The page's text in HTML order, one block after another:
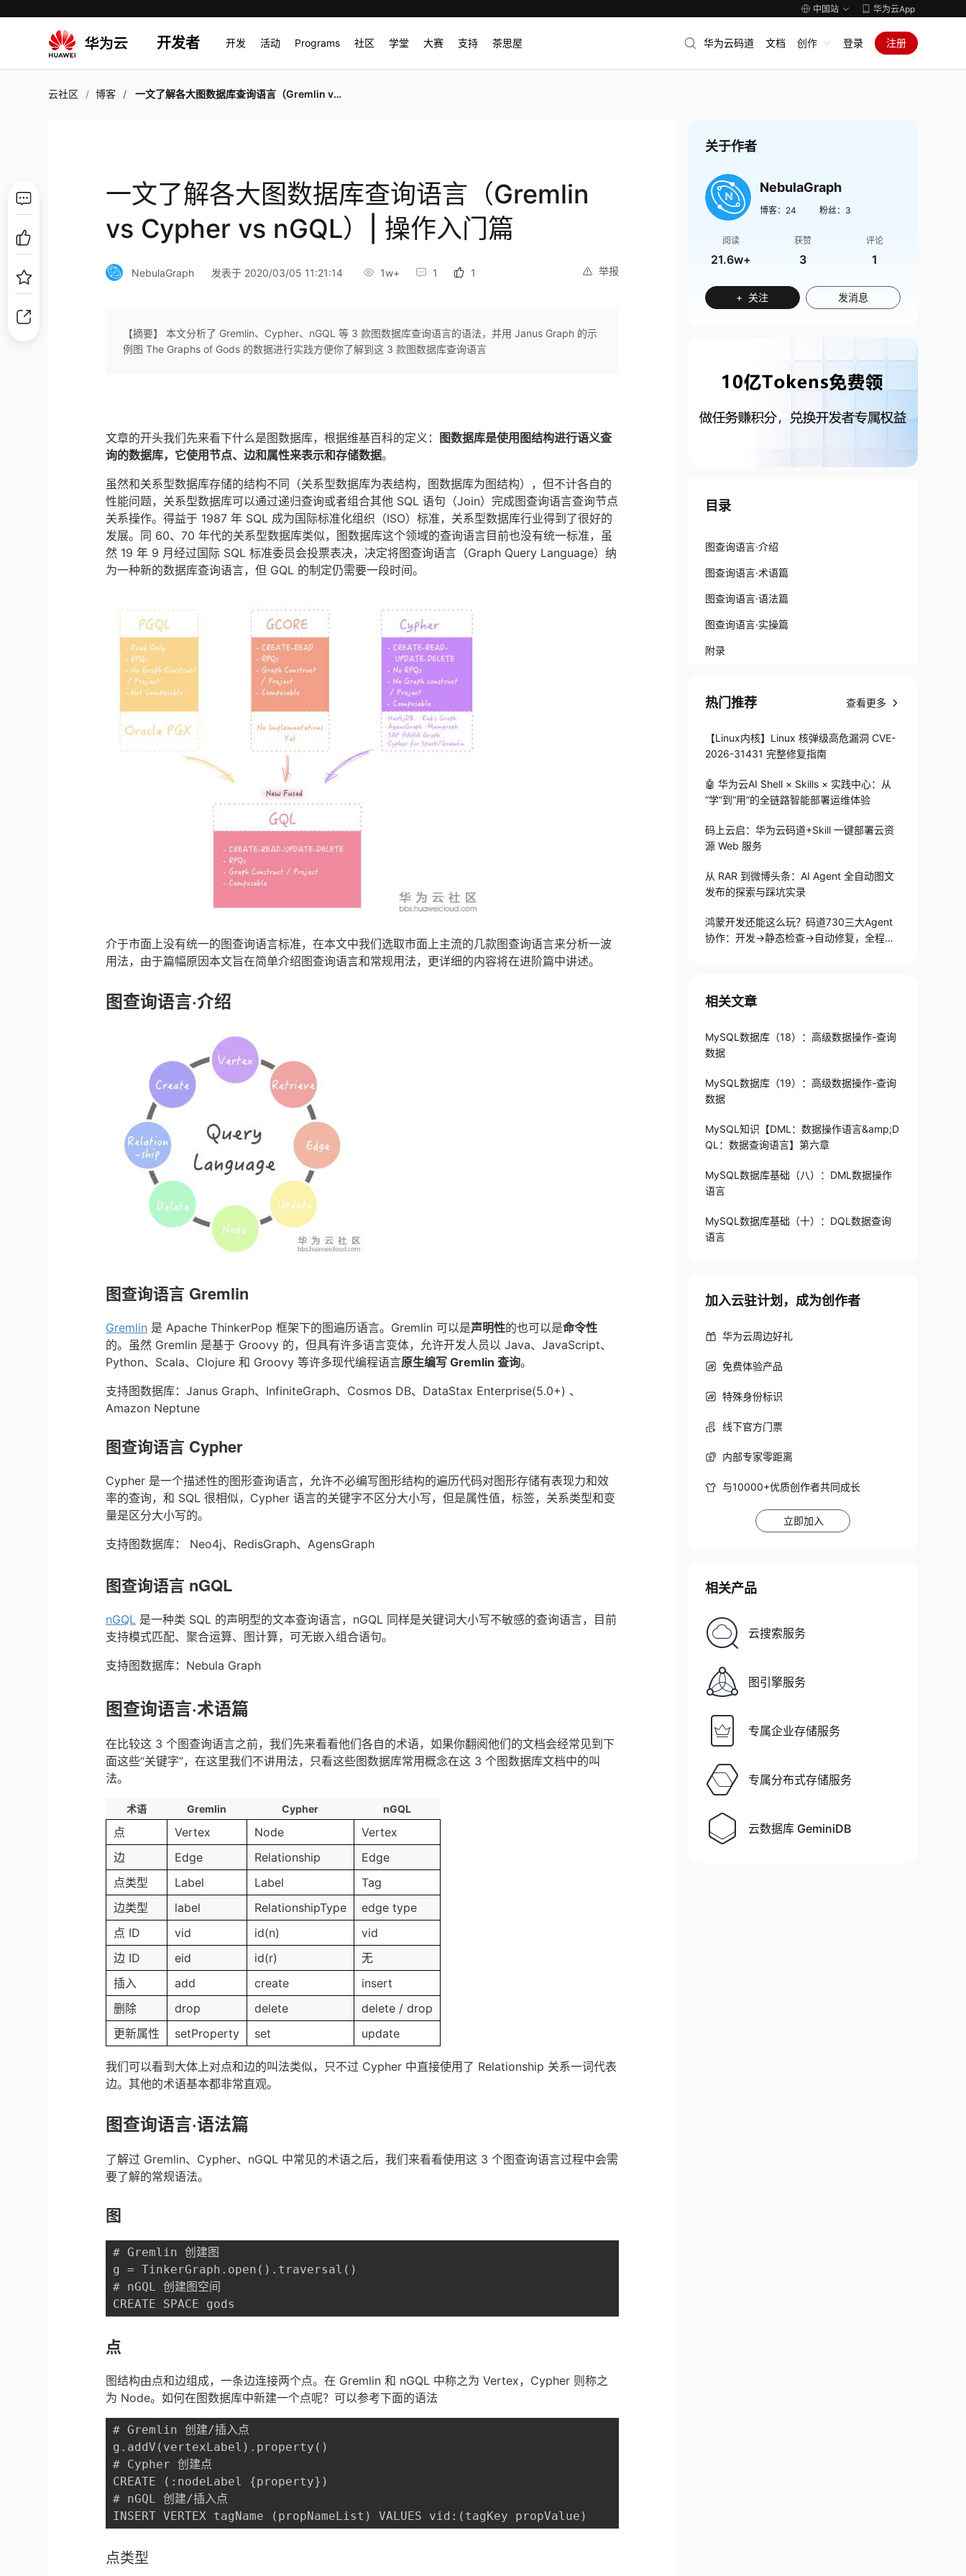
中国站 华为云App
开发者 开发 活动 Programs 社区 学堂 大赛 支持 茶思屋 华为云码道 文档 创作 登录 注册
云社区 博客 一文了解各大图数据库查询语言（Gremlin vs Cypher vs nGQL）| 操作入门篇
一文了解各大图数据库查询语言（Gremlin
vs Cypher vs nGQL）| 操作入门篇
举报
NebulaGraph 发表于 2020/03/05 11:21:14 1w+ 1 1
【摘要】 本文分析了 Gremlin、Cypher、nGQL 等 3 款图数据库查询语言的语法，并用 Janus Graph 的示
例图 The Graphs of Gods 的数据进行实践方便你了解到这 3 款图数据库查询语言
文章的开头我们先来看下什么是图数据库，根据维基百科的定义：
图数据库是使用图结构进行语义查
询的数据库，它使用节点、边和属性来表示和存储数据。
虽然和关系型数据库存储的结构不同（关系型数据库为表结构，图数据库为图结构），但不计各自的
性能问题，关系型数据库可以通过递归查询或者组合其他 SQL 语句（Join）完成图查询语言查询节点
关系操作。得益于 1987 年 SQL 成为国际标准化组织（ISO）标准，关系型数据库行业得到了很好的
发展。同 60、70 年代的关系型数据库类似，图数据库这个领域的查询语言目前也没有统一标准，虽
然 19 年 9 月经过国际 SQL 标准委员会投票表决，决定将图查询语言（Graph Query Language）纳
为一种新的数据库查询语言，但 GQL 的制定仍需要一段时间。
介于市面上没有统一的图查询语言标准，在本文中我们选取市面上主流的几款图查询语言来分析一波
用法，由于篇幅原因本文旨在简单介绍图查询语言和常规用法，更详细的内容将在进阶篇中讲述。
图查询语言·介绍
图查询语言 Gremlin
Gremlin 是 Apache ThinkerPop 框架下的图遍历语言。Gremlin 可以是声明性的也可以是命令性
的。虽然 Gremlin 是基于 Groovy 的，但具有许多语言变体，允许开发人员以 Java、JavaScript、
Python、Scala、Clojure 和 Groovy 等许多现代编程语言原生编写 Gremlin 查询。
支持图数据库：Janus Graph、InfiniteGraph、Cosmos DB、DataStax Enterprise(5.0+) 、
Amazon Neptune
图查询语言 Cypher
Cypher 是一个描述性的图形查询语言，允许不必编写图形结构的遍历代码对图形存储有表现力和效
率的查询，和 SQL 很相似，Cypher 语言的关键字不区分大小写，但是属性值，标签，关系类型和变
量是区分大小写的。
支持图数据库： Neo4j、RedisGraph、AgensGraph
图查询语言 nGQL
nGQL 是一种类 SQL 的声明型的文本查询语言，nGQL 同样是关键词大小写不敏感的查询语言，目前
支持模式匹配、聚合运算、图计算，可无嵌入组合语句。
支持图数据库：Nebula Graph
图查询语言·术语篇
在比较这 3 个图查询语言之前，我们先来看看他们各自的术语，如果你翻阅他们的文档会经常见到下
面这些“关键字”，在这里我们不讲用法，只看这些图数据库常用概念在这 3 个图数据库文档中的叫
法。
术语 Gremlin Cypher nGQL
点 Vertex Node
Vertex
边
Edge Relationship
Edge
点类型
Label Label
Tag
边类型
label RelationshipType
edge type
点 ID
vid id(n)
vid
边 ID
eid id(r)
无
插入
add create
insert
删除
drop delete
delete / drop
更新属性
setProperty set update
我们可以看到大体上对点和边的叫法类似，只不过 Cypher 中直接使用了 Relationship 关系一词代表
边。其他的术语基本都非常直观。
图查询语言·语法篇
了解过 Gremlin、Cypher、nGQL 中常见的术语之后，我们来看看使用这 3 个图查询语言过程中会需
要了解的常规语法。
图
# Gremlin 创建图
g = TinkerGraph.open().traversal()
# nGQL 创建图空间
CREATE SPACE gods
点
图结构由点和边组成，一条边连接两个点。在 Gremlin 和 nGQL 中称之为 Vertex，Cypher 则称之
为 Node。如何在图数据库中新建一个点呢？可以参考下面的语法
# Gremlin 创建/插入点
g.addV(vertexLabel).property()
# Cypher 创建点
CREATE (:nodeLabel {property})
# nGQL 创建/插入点
INSERT VERTEX tagName (propNameList) VALUES vid:(tagKey propValue)
点类型
关于作者
NebulaGraph
博客： 24 粉丝： 3
阅读
21.6w+
获赞
3
评论
1
+ 关注 发消息
目录
图查询语言·介绍
图查询语言·术语篇
图查询语言·语法篇
图查询语言·实操篇
附录
热门推荐 查看更多
【Linux内核】Linux 核弹级高危漏洞 CVE-
2026-31431 完整修复指南
🤖 华为云AI Shell × Skills × 实践中心：从
“学”到“用”的全链路智能部署运维体验
码上云启：华为云码道+Skill 一键部署云资
源 Web 服务
从 RAR 到微博头条：AI Agent 全自动图文
发布的探索与踩坑实录
鸿蒙开发还能这么玩？码道730三大Agent
协作：开发→静态检查→自动修复，全程不
相关文章
MySQL数据库（18）：高级数据操作-查询
数据
MySQL数据库（19）：高级数据操作-查询
数据
MySQL知识【DML：数据操作语言&amp;D
QL：数据查询语言】第六章
MySQL数据库基础（八）：DML数据操作
语言
MySQL数据库基础（十）：DQL数据查询
语言
加入云驻计划，成为创作者
华为云周边好礼
免费体验产品
特殊身份标识
线下官方门票
内部专家零距离
与10000+优质创作者共同成长
立即加入
相关产品
云搜索服务
图引擎服务
专属企业存储服务
专属分布式存储服务
云数据库 GeminiDB